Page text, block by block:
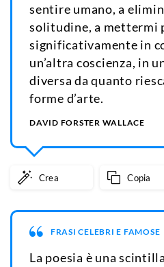
sentire umano, a
solitudine, a mettermi
significativamente in
un’altra coscienza, in
diversa da quanto
forme d’arte.
DAVID FORSTER WALLACE
Crea Copia
FRASI CELEBRI E FAMOSE
La poesia è una